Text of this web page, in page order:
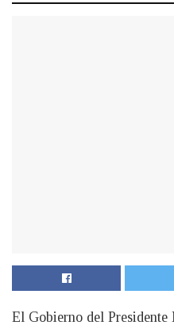
El Gobierno del